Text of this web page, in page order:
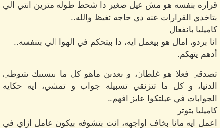
قراره بنفسه هو مش عيل صغير دا شحط طوله مترين انتي الي
بتاخدي القرارات عنه دي حاجه تغيظ والله..
كاميليا بانفعال
انا بردو، امال هو بيعمل ايه، دا بيتحكم في الهوا الي بتنفسه..
أدهم يتهكم.
تصدقي فعلا هو غلطان، و بعدين ماهو كل ما بيسيبك بتبوظي
الدنيا، و كل ما تتزنقي تسبيله جواب و تمشي، ايه حكايه
الجوابات في عيلتكوا عايز افهم..
كاميليا بتوتر
اعمل ايه مانا بخاف اواجهه، انت بتشوفه بيكون عامل ازاي في